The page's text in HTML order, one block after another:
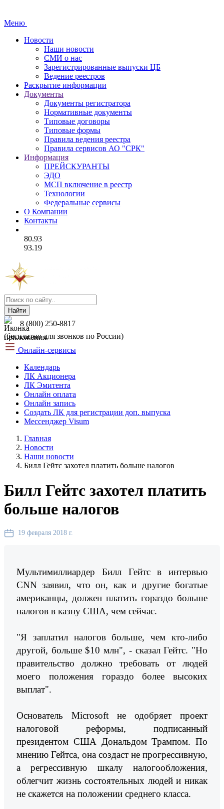
Меню
Новости
Наши новости
СМИ о нас
Зарегистрированные выпуски ЦБ
Ведение реестров
Раскрытие информации
Документы
Документы регистратора
Нормативные документы
Типовые договоры
Типовые формы
Правила ведения реестра
Правила сервисов АО "СРК"
Информация
ПРЕЙСКУРАНТЫ
ЭДО
МСП включение в реестр
Технологии
Федеральные сервисы
О Компании
Контакты
80.93
93.19
Найти
8 (800) 250-8817
(бесплатно для звонков по России)
Онлайн-сервисы
Календарь
ЛК Акционера
ЛК Эмитента
Онлайн оплата
Онлайн запись
Создать ЛК для регистрации доп. выпуска
Мессенджер Visum
Главная
Новости
Наши новости
Билл Гейтс захотел платить больше налогов
Билл Гейтс захотел платить
больше налогов
19 февраля 2018 г.
Мультимиллиардер Билл Гейтс в интервью
CNN заявил, что он, как и другие богатые
американцы, должен платить гораздо больше
налогов в казну США, чем сейчас.
"Я заплатил налогов больше, чем кто-либо
другой, больше $10 млн", - сказал Гейтс. "Но
правительство должно требовать от людей
моего положения гораздо более высоких
выплат".
Основатель Microsoft не одобряет проект
налоговой реформы, подписанный
президентом США Дональдом Трампом. По
мнению Гейтса, она создаст не прогрессивную,
а регрессивную шкалу налогообложения,
облегчит жизнь состоятельных людей и никак
не скажется на положении среднего класса.